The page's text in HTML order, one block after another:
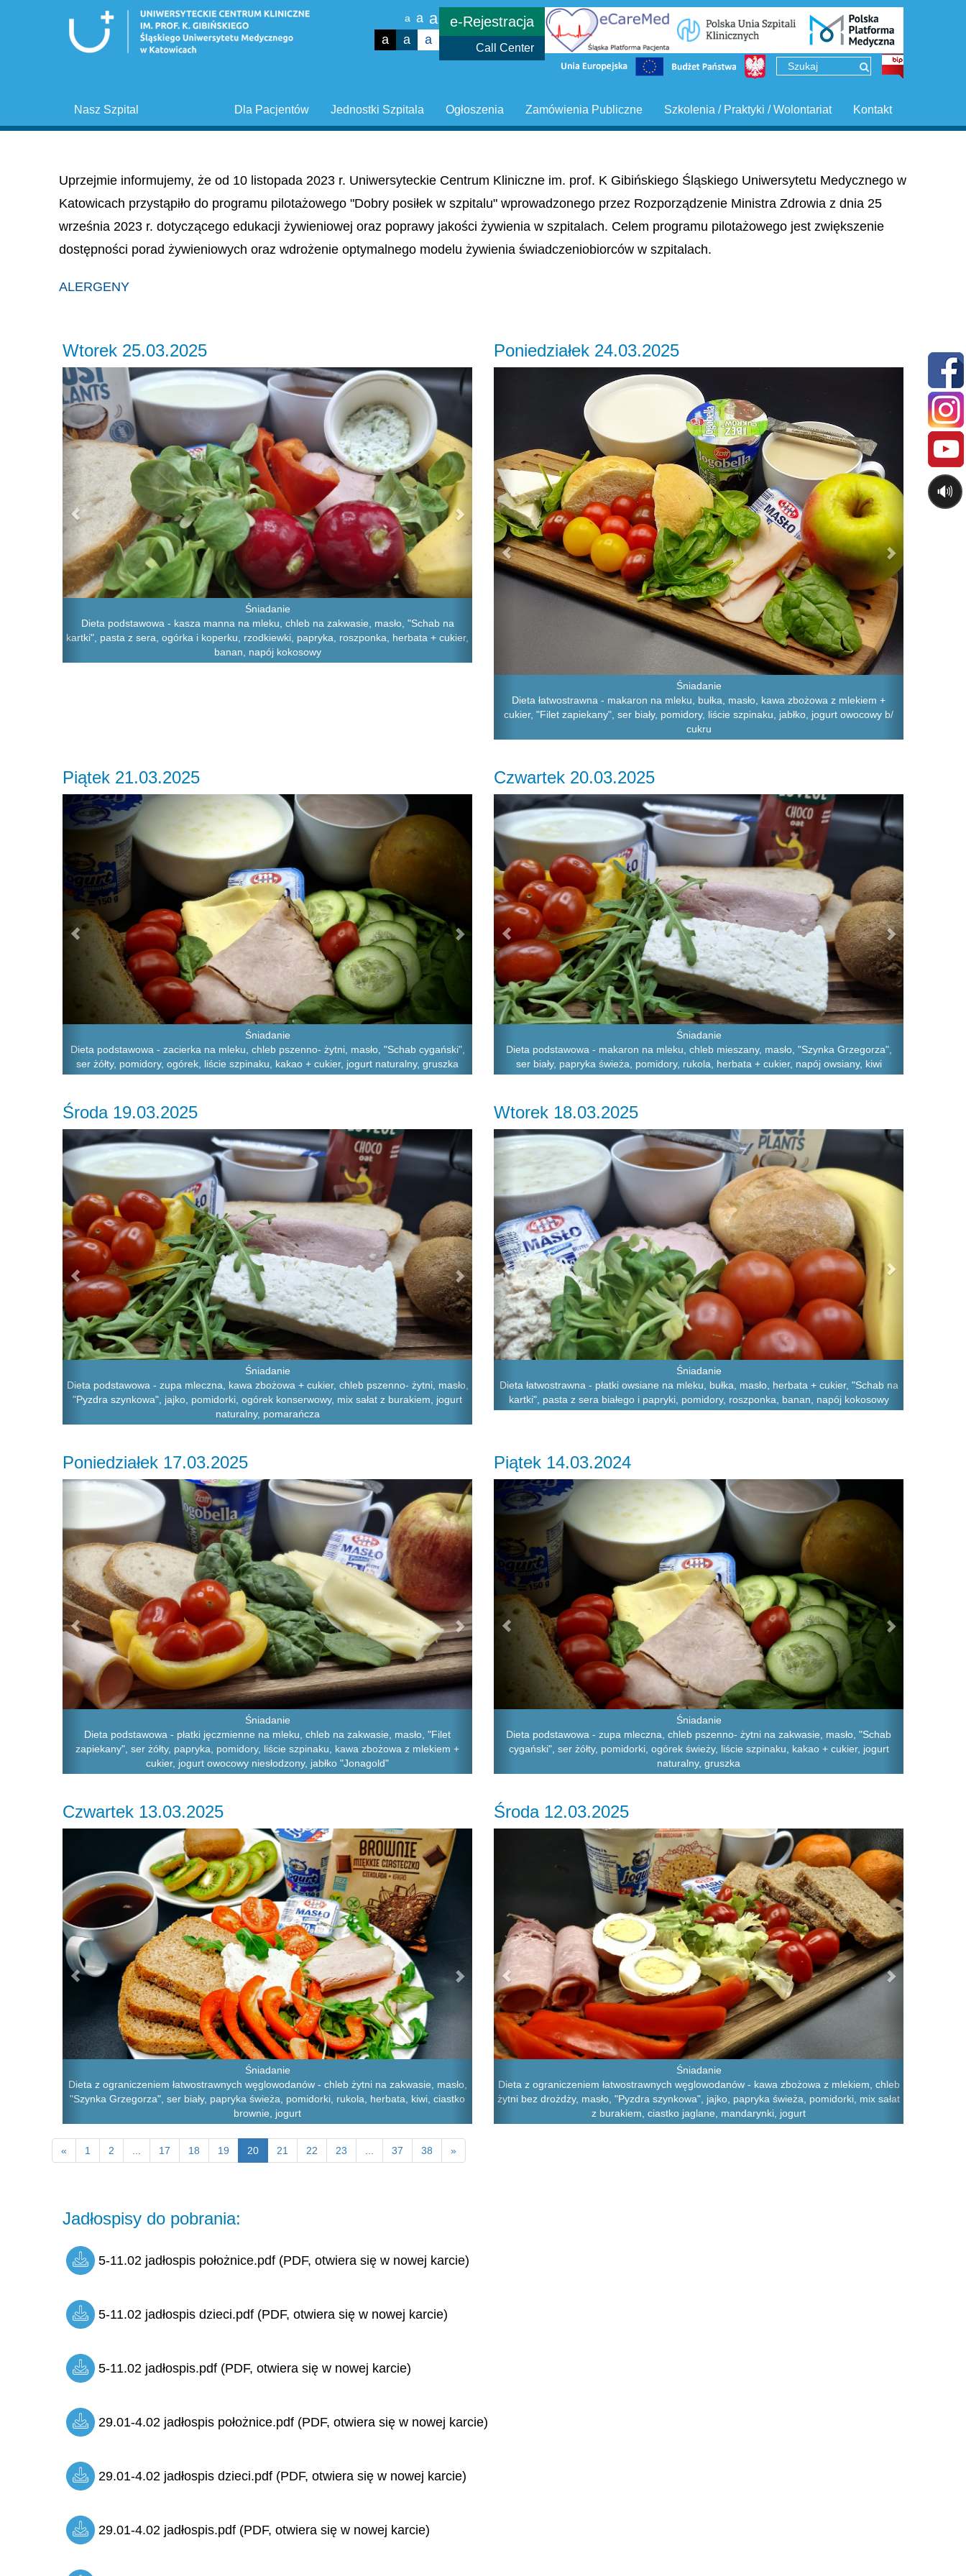
a a a
a a a
e-Rejestracja
Call Center
Kontakt
Szkolenia / Praktyki / Wolontariat
Zamówienia Publiczne
Ogłoszenia
Jednostki Szpitala
Dla Pacjentów
Nasz Szpital
Uprzejmie informujemy, że od 10 listopada 2023 r. Uniwersyteckie Centrum Kliniczne im. prof. K Gibińskiego Śląskiego Uniwersytetu Medycznego w
Katowicach przystąpiło do programu pilotażowego "Dobry posiłek w szpitalu" wprowadzonego przez Rozporządzenie Ministra Zdrowia z dnia 25
września 2023 r. dotyczącego edukacji żywieniowej oraz poprawy jakości żywienia w szpitalach. Celem programu pilotażowego jest zwiększenie
dostępności porad żywieniowych oraz wdrożenie optymalnego modelu żywienia świadczeniobiorców w szpitalach.
ALERGENY
Wtorek 25.03.2025
Śniadanie
Dieta podstawowa - kasza manna na mleku, chleb na zakwasie, masło, "Schab na
kartki", pasta z sera, ogórka i koperku, rzodkiewki, papryka, roszponka, herbata + cukier,
banan, napój kokosowy
Previous Next
Poniedziałek 24.03.2025
Śniadanie
Dieta łatwostrawna - makaron na mleku, bułka, masło, kawa zbożowa z mlekiem +
cukier, "Filet zapiekany", ser biały, pomidory, liście szpinaku, jabłko, jogurt owocowy b/
cukru
Piątek 21.03.2025
Śniadanie
Dieta podstawowa - zacierka na mleku, chleb pszenno- żytni, masło, "Schab cygański",
ser żółty, pomidory, ogórek, liście szpinaku, kakao + cukier, jogurt naturalny, gruszka
Previous
Czwartek 20.03.2025
Śniadanie
Dieta podstawowa - makaron na mleku, chleb mieszany, masło, "Szynka Grzegorza",
ser biały, papryka świeża, pomidory, rukola, herbata + cukier, napój owsiany, kiwi
Previous
Środa 19.03.2025
Śniadanie
Dieta podstawowa - zupa mleczna, kawa zbożowa + cukier, chleb pszenno- żytni, masło,
"Pyzdra szynkowa", jajko, pomidorki, ogórek konserwowy, mix sałat z burakiem, jogurt
naturalny, pomarańcza
Previous
Wtorek 18.03.2025
Śniadanie
Dieta łatwostrawna - płatki owsiane na mleku, bułka, masło, herbata + cukier, "Schab na
kartki", pasta z sera białego i papryki, pomidory, roszponka, banan, napój kokosowy
Previous Next
Poniedziałek 17.03.2025
Śniadanie
Dieta podstawowa - płatki jęczmienne na mleku, chleb na zakwasie, masło, "Filet
zapiekany", ser żółty, papryka, pomidory, liście szpinaku, kawa zbożowa z mlekiem +
cukier, jogurt owocowy niesłodzony, jabłko "Jonagold"
Previous Next
Piątek 14.03.2024
Śniadanie
Dieta podstawowa - zupa mleczna, chleb pszenno- żytni na zakwasie, masło, "Schab
cygański", ser żółty, pomidorki, ogórek świeży, liście szpinaku, kakao + cukier, jogurt
naturalny, gruszka
Previous
Czwartek 13.03.2025
Śniadanie
Dieta z ograniczeniem łatwostrawnych węglowodanów - chleb żytni na zakwasie, masło,
"Szynka Grzegorza", ser biały, papryka świeża, pomidorki, rukola, herbata, kiwi, ciastko
brownie, jogurt
Środa 12.03.2025
Śniadanie
Dieta z ograniczeniem łatwostrawnych węglowodanów - kawa zbożowa z mlekiem, chleb
żytni bez drożdży, masło, "Pyzdra szynkowa", jajko, papryka świeża, pomidorki, mix sałat
z burakiem, ciastko jaglane, mandarynki, jogurt
Next
« 1 2 17 18 19 20 21 22 23 37 38 »
Jadłospisy do pobrania:
5-11.02 jadłospis położnice.pdf (PDF, otwiera się w nowej karcie)
5-11.02 jadłospis dzieci.pdf (PDF, otwiera się w nowej karcie)
5-11.02 jadłospis.pdf (PDF, otwiera się w nowej karcie)
29.01-4.02 jadłospis położnice.pdf (PDF, otwiera się w nowej karcie)
29.01-4.02 jadłospis dzieci.pdf (PDF, otwiera się w nowej karcie)
29.01-4.02 jadłospis.pdf (PDF, otwiera się w nowej karcie)
🔊